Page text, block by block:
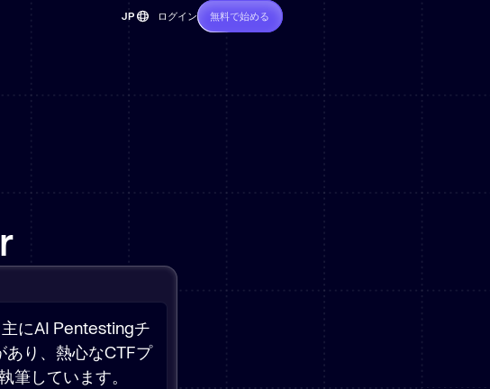
デバイスの保護
新着
ランタイム保護
ボット保護
JP ログイン 無料で始める
にAI Pentestingチ
あり、熱心なCTFプ
筆しています。